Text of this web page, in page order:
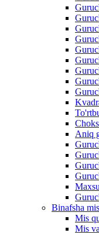
Aniq
Binafsha mis
Mis
Mis